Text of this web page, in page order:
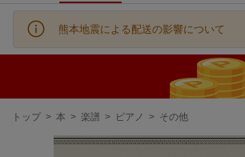
熊本地震による配送の影響について
現
トップ > 本 > 楽譜 > ピアノ > その他